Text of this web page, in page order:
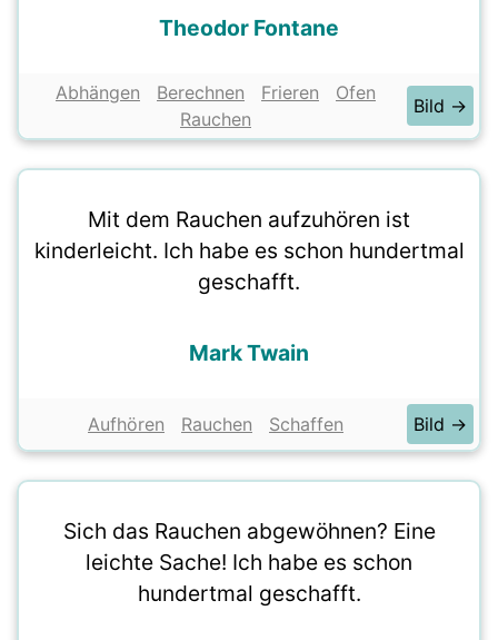
Theodor Fontane
Abhängen Berechnen Frieren
Ofen
Rauchen
Bild →
Mit dem Rauchen aufzuhören ist
kinderleicht. Ich habe es schon hundertmal
geschafft.
Mark Twain
Aufhören Rauchen Schaffen Bild →
Sich das Rauchen abgewöhnen? Eine
leichte Sache! Ich habe es schon
hundertmal geschafft.